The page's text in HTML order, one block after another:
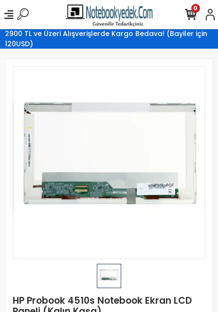
2900 TL ve Üzeri Alışverişlerde Kargo Bedava! (Bayiler için
120USD)
0
HP Probook 4510s Notebook Ekran LCD